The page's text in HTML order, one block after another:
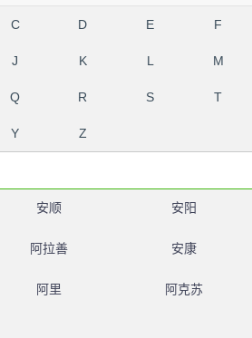
C D E F
J K L M
Q R S T
Y Z
安顺 安阳
阿拉善 安康
阿里 阿克苏